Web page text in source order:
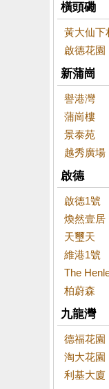
橫頭磡
黃大仙下
啟德花園
新蒲崗
譽港灣
蒲崗樓
景泰苑
越秀廣場
啟德
啟德1號
煥然壹居
天璽天
維港1號
The
柏蔚森
九龍灣
德福花園
淘大花園
利基大廈